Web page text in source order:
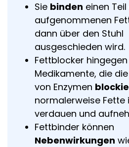
Sie binden einen
aufgenommenen
dann über den Stuhl
ausgeschieden wird.
Fettblocker
Medikamente, die
von Enzymen
normalerweise Fette
verdauen und
Fettbinder können
Nebenwirkungen